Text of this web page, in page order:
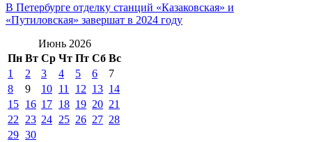
В Петербурге отделку станций «Казаковская» и
«Путиловская» завершат в 2024 году
Июнь 2026
Пн Вт Ср Чт Пт Сб Вс
1
2 3 4 5 6
7
8
9 10 11 12 13 14
15 16 17 18 19 20 21
22
23 24 25 26 27 28
29 30